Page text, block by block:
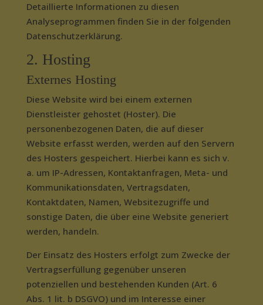
Detaillierte Informationen zu diesen
Analyseprogrammen finden Sie in der folgenden
Datenschutzerklärung.
2. Hosting
Externes Hosting
Diese Website wird bei einem externen
Dienstleister gehostet (Hoster). Die
personenbezogenen Daten, die auf dieser
Website erfasst werden, werden auf den Servern
des Hosters gespeichert. Hierbei kann es sich v.
a. um IP-Adressen, Kontaktanfragen, Meta- und
Kommunikationsdaten, Vertragsdaten,
Kontaktdaten, Namen, Websitezugriffe und
sonstige Daten, die über eine Website generiert
werden, handeln.
Der Einsatz des Hosters erfolgt zum Zwecke der
Vertragserfüllung gegenüber unseren
potenziellen und bestehenden Kunden (Art. 6
Abs. 1 lit. b DSGVO) und im Interesse einer